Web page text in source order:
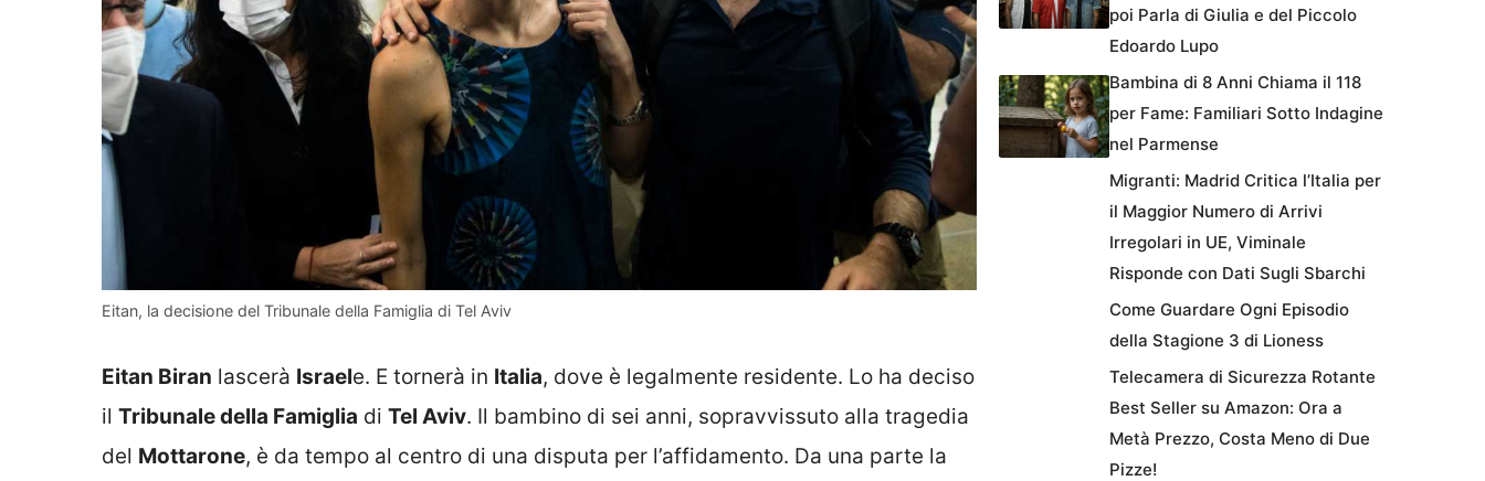
Eitan, la decisione del Tribunale della Famiglia di Tel Aviv
Eitan Biran lascerà Israele. E tornerà in Italia, dove è legalmente residente. Lo ha deciso
il Tribunale della Famiglia di Tel Aviv. Il bambino di sei anni, sopravvissuto alla tragedia
del Mottarone, è da tempo al centro di una disputa per l’affidamento. Da una parte la
poi Parla di Giulia e del Piccolo
Edoardo Lupo
Bambina di 8 Anni Chiama il 118
per Fame: Familiari Sotto Indagine
nel Parmense
Migranti: Madrid Critica l’Italia per
il Maggior Numero di Arrivi
Irregolari in UE, Viminale
Risponde con Dati Sugli Sbarchi
Come Guardare Ogni Episodio
della Stagione 3 di Lioness
Telecamera di Sicurezza Rotante
Best Seller su Amazon: Ora a
Metà Prezzo, Costa Meno di Due
Pizze!